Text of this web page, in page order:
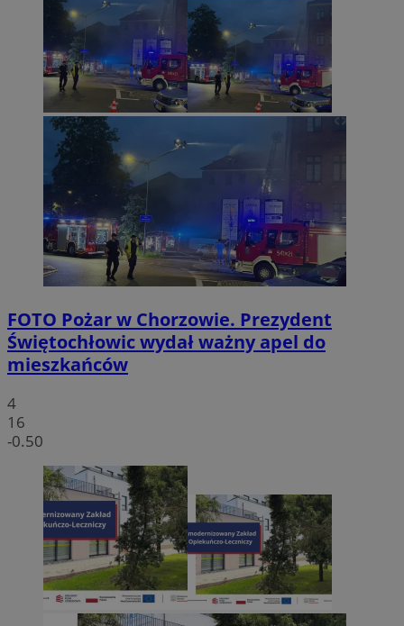
FOTO Pożar w Chorzowie. Prezydent
Świętochłowic wydał ważny apel do
mieszkańców
4
16
-0.50